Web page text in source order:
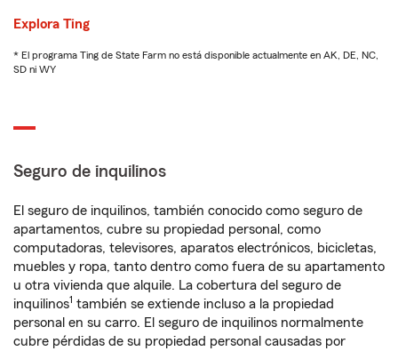
Explora Ting
* El programa Ting de State Farm no está disponible actualmente en AK, DE, NC,
SD ni WY
Seguro de inquilinos
El seguro de inquilinos, también conocido como seguro de
apartamentos, cubre su propiedad personal, como
computadoras, televisores, aparatos electrónicos, bicicletas,
muebles y ropa, tanto dentro como fuera de su apartamento
u otra vivienda que alquile. La cobertura del seguro de
inquilinos1 también se extiende incluso a la propiedad
personal en su carro. El seguro de inquilinos normalmente
cubre pérdidas de su propiedad personal causadas por